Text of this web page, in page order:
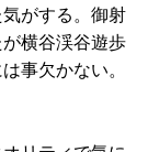
がする。御射
横谷渓谷遊歩
事欠かない。